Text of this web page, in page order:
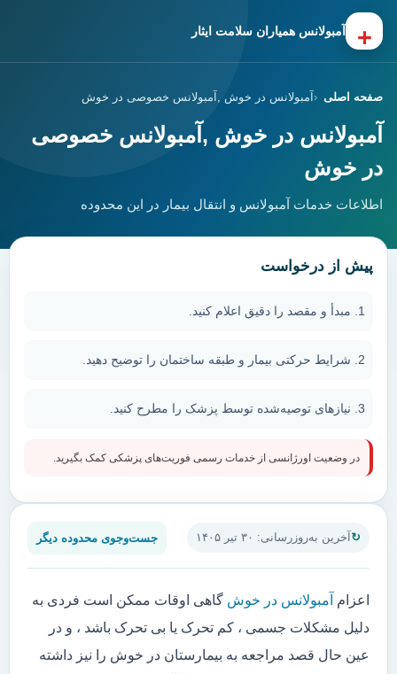
+ آمبولانس همیاران سلامت ایثار
صفحه اصلی آمبولانس در خوش ,آمبولانس خصوصی در خوش
آمبولانس در خوش ,آمبولانس خصوصی
در خوش
اطلاعات خدمات آمبولانس و انتقال بیمار در این محدوده
آخرین به‌روزرسانی: ۳۰ تیر ۱۴۰۵ جست‌وجوی محدوده دیگر
اعزام آمبولانس در خوش گاهی اوقات ممکن است فردی به
دلیل مشکلات جسمی ، کم تحرک یا بی تحرک باشد ، و در
عین حال قصد مراجعه به بیمارستان در خوش را نیز داشته
پیش از درخواست
مبدأ و مقصد را دقیق اعلام کنید.
شرایط حرکتی بیمار و طبقه ساختمان را توضیح دهید.
نیازهای توصیه‌شده توسط پزشک را مطرح کنید.
در وضعیت اورژانسی از خدمات رسمی فوریت‌های پزشکی کمک بگیرید.